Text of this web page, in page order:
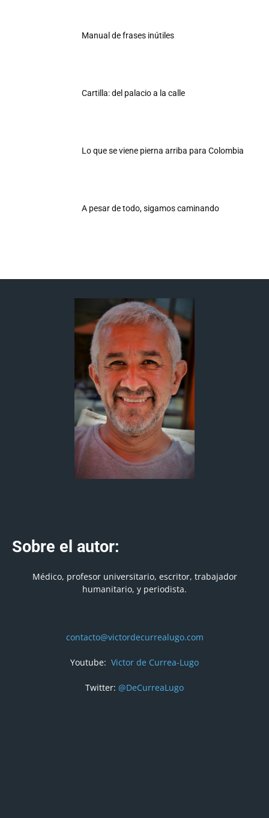
Manual de frases inútiles
Cartilla: del palacio a la calle
Lo que se viene pierna arriba para Colombia
A pesar de todo, sigamos caminando
Sobre el autor:
Médico, profesor universitario, escritor, trabajador
humanitario, y periodista.
contacto@victordecurrealugo.com
Youtube: Victor de Currea-Lugo
Twitter: @DeCurreaLugo